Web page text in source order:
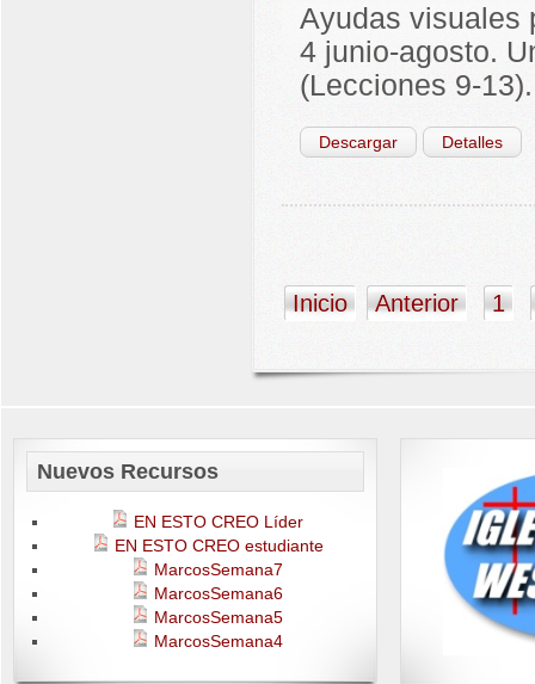
Ayudas visuales
4 junio-agosto.
(Lecciones 9-
Descargar Detalles
Inicio Anterior 1
Nuevos Recursos
EN ESTO CREO Líder
EN ESTO CREO estudiante
MarcosSemana7
MarcosSemana6
MarcosSemana5
MarcosSemana4